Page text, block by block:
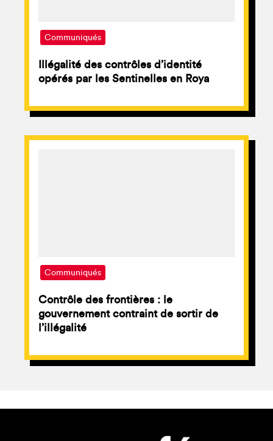
Communiqués
Illégalité des contrôles d’identité
opérés par les Sentinelles en Roya
Communiqués
Contrôle des frontières : le
gouvernement contraint de sortir de
l’illégalité